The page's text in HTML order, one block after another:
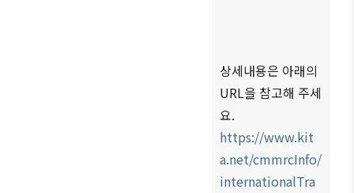
ー/寄
利情報
関連機
サイト
マップ
상세내용은 아래의
URL을 참고해 주세
요.
https://www.kit
a.net/cmmrcInfo/
internationalTra